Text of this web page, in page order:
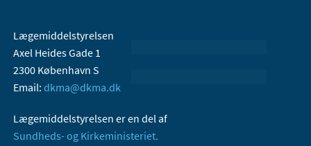
Lægemiddelstyrelsen
Axel Heides Gade 1
2300 København S
Email: dkma@dkma.dk
Lægemiddelstyrelsen er en del af
Sundheds- og Kirkeministeriet.